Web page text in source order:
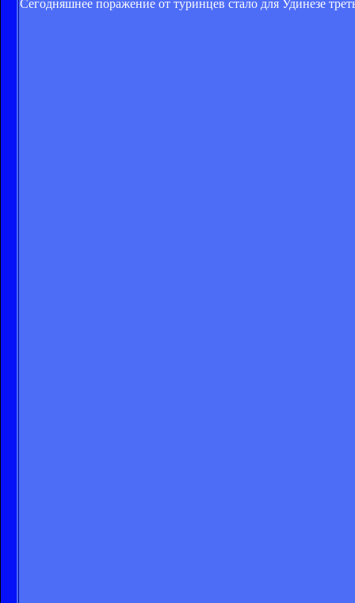
Сегодняшнее поражение от туринцев стало для Удинезе